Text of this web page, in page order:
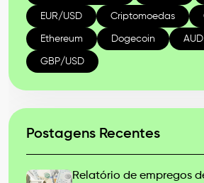
EUR/USD Criptomoedas
Ethereum Dogecoin AUD
GBP/USD
Postagens Recentes
Relatório de empregos